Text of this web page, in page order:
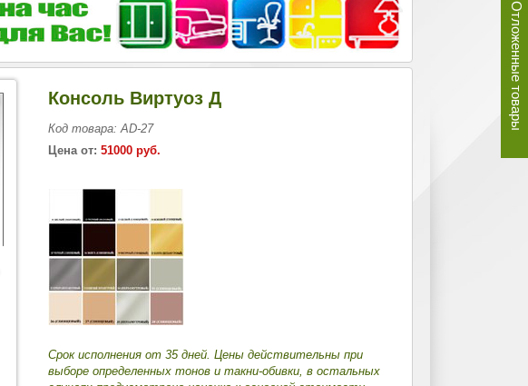
Консоль Виртуоз Д
Код товара: AD-27
Цена от: 51000 руб.
Срок исполнения от 35 дней. Цены действительны при
выборе определенных тонов и такни-обивки, в остальных
Отложенные товары